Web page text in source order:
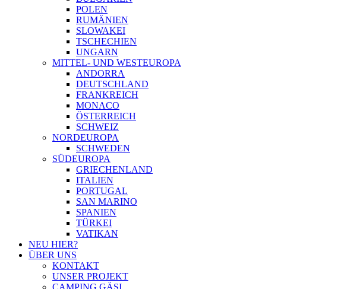
POLEN
RUMÄNIEN
SLOWAKEI
TSCHECHIEN
UNGARN
MITTEL- UND WESTEUROPA
ANDORRA
DEUTSCHLAND
FRANKREICH
MONACO
ÖSTERREICH
SCHWEIZ
NORDEUROPA
SCHWEDEN
SÜDEUROPA
GRIECHENLAND
ITALIEN
PORTUGAL
SAN MARINO
SPANIEN
TÜRKEI
VATIKAN
NEU HIER?
ÜBER UNS
KONTAKT
UNSER PROJEKT
CAMPING GÄSI